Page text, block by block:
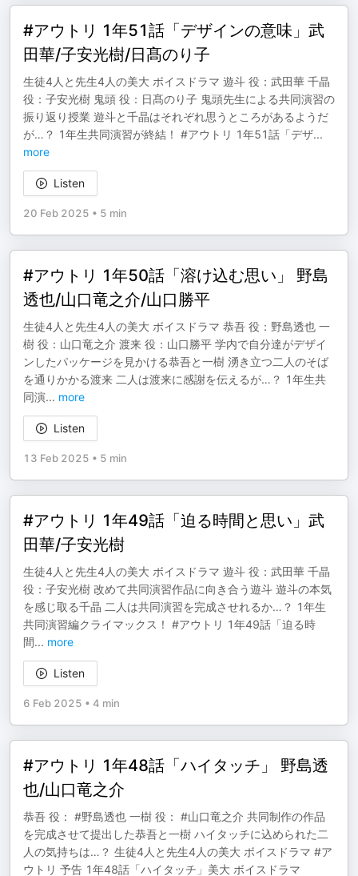
#アウトリ 1年51話「デザインの意味」武
田華/子安光樹/日髙のり子
生徒4人と先生4人の美大 ボイスドラマ 遊斗 役：武田華 千晶
役：子安光樹 鬼頭 役：日髙のり子 鬼頭先生による共同演習の
振り返り授業 遊斗と千晶はそれぞれ思うところがあるようだ
が…？ 1年生共同演習が終結！ #アウトリ 1年51話「デザ...
more
Listen
20 Feb 2025 • 5 min
#アウトリ 1年50話「溶け込む思い」 野島
透也/山口竜之介/山口勝平
生徒4人と先生4人の美大 ボイスドラマ 恭吾 役：野島透也 一
樹 役：山口竜之介 渡来 役：山口勝平 学内で自分達がデザイ
ンしたパッケージを見かける恭吾と一樹 湧き立つ二人のそば
を通りかかる渡来 二人は渡来に感謝を伝えるが…？ 1年生共
同演... more
Listen
13 Feb 2025 • 5 min
#アウトリ 1年49話「迫る時間と思い」武
田華/子安光樹
生徒4人と先生4人の美大 ボイスドラマ 遊斗 役：武田華 千晶
役：子安光樹 改めて共同演習作品に向き合う遊斗 遊斗の本気
を感じ取る千晶 二人は共同演習を完成させれるか…？ 1年生
共同演習編クライマックス！ #アウトリ 1年49話「迫る時
間... more
Listen
6 Feb 2025 • 4 min
#アウトリ 1年48話「ハイタッチ」 野島透
也/山口竜之介
恭吾 役： #野島透也 一樹 役： #山口竜之介 共同制作の作品
を完成させて提出した恭吾と一樹 ハイタッチに込められた二
人の気持ちは…？ 生徒4人と先生4人の美大 ボイスドラマ #ア
ウトリ 予告 1年48話「ハイタッチ」美大 ボイスドラマ